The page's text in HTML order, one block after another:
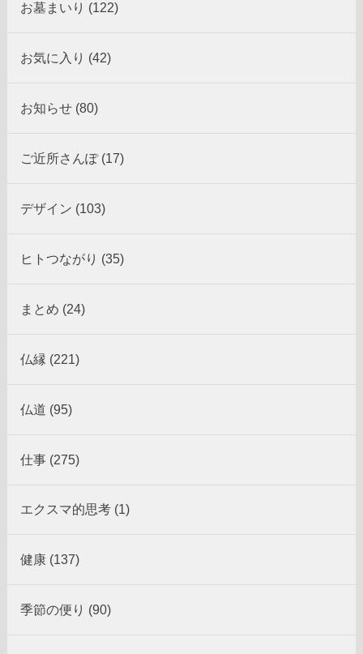
お墓まいり (122)
お気に入り (42)
お知らせ (80)
ご近所さんぽ (17)
デザイン (103)
ヒトつながり (35)
まとめ (24)
仏縁 (221)
仏道 (95)
仕事 (275)
エクスマ的思考 (1)
健康 (137)
季節の便り (90)